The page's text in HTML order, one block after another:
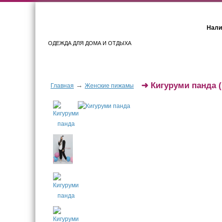
ОДЕЖДА ДЛЯ ДОМА И ОТДЫХА
Главная → Женские пижамы ➜ Кигуруми панда